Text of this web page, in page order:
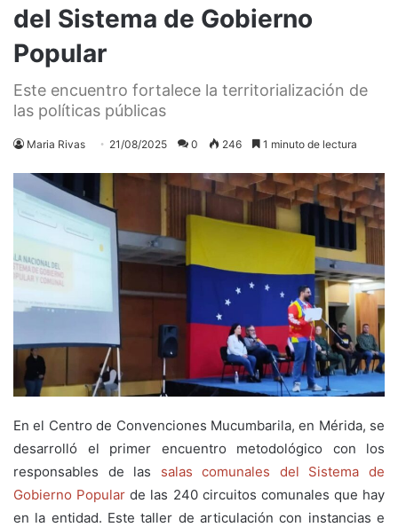
del Sistema de Gobierno
Popular
Este encuentro fortalece la territorialización de
las políticas públicas
Maria Rivas 21/08/2025 0 246 1 minuto de lectura
En el Centro de Convenciones Mucumbarila, en Mérida, se
desarrolló el primer encuentro metodológico con los
responsables de las salas comunales del Sistema de
Gobierno Popular de las 240 circuitos comunales que hay
en la entidad. Este taller de articulación con instancias e